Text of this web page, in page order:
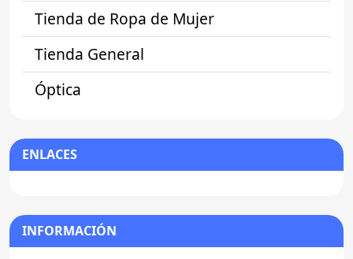
Tienda de Ropa de Mujer
Tienda General
Óptica
ENLACES
INFORMACIÓN